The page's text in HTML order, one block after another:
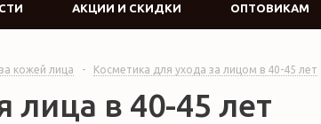
АКЦИИ И СКИДКИ ОПТОВИКАМ
кожей лица - Косметика для ухода за лицом в 40-45 лет
в 40-45 лет